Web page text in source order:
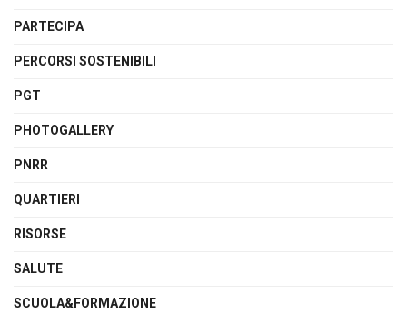
PARTECIPA
PERCORSI SOSTENIBILI
PGT
PHOTOGALLERY
PNRR
QUARTIERI
RISORSE
SALUTE
SCUOLA&FORMAZIONE